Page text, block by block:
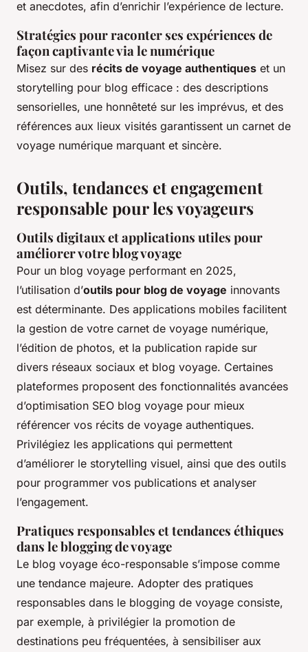
et anecdotes, afin d’enrichir l’expérience de lecture.
Stratégies pour raconter ses expériences de
façon captivante via le numérique
Misez sur des récits de voyage authentiques et un
storytelling pour blog efficace : des descriptions
sensorielles, une honnêteté sur les imprévus, et des
références aux lieux visités garantissent un carnet de
voyage numérique marquant et sincère.
Outils, tendances et engagement
responsable pour les voyageurs
Outils digitaux et applications utiles pour
améliorer votre blog voyage
Pour un blog voyage performant en 2025,
l’utilisation d’outils pour blog de voyage innovants
est déterminante. Des applications mobiles facilitent
la gestion de votre carnet de voyage numérique,
l’édition de photos, et la publication rapide sur
divers réseaux sociaux et blog voyage. Certaines
plateformes proposent des fonctionnalités avancées
d’optimisation SEO blog voyage pour mieux
référencer vos récits de voyage authentiques.
Privilégiez les applications qui permettent
d’améliorer le storytelling visuel, ainsi que des outils
pour programmer vos publications et analyser
l’engagement.
Pratiques responsables et tendances éthiques
dans le blogging de voyage
Le blog voyage éco-responsable s’impose comme
une tendance majeure. Adopter des pratiques
responsables dans le blogging de voyage consiste,
par exemple, à privilégier la promotion de
destinations peu fréquentées, à sensibiliser aux